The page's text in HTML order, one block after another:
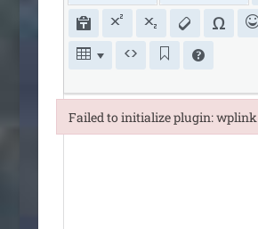
Failed to initialize plugin: wplink
Failed to initialize plugin: wplink